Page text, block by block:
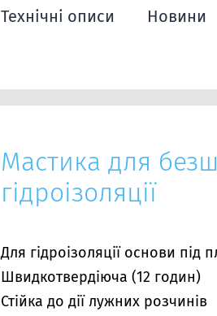
Технічні описи
Новини
Мастика для
гідроізоляції
Для гідроізоляції основи під
Швидкотвердіюча (12 годин)
Стійка до дії лужних розчинів